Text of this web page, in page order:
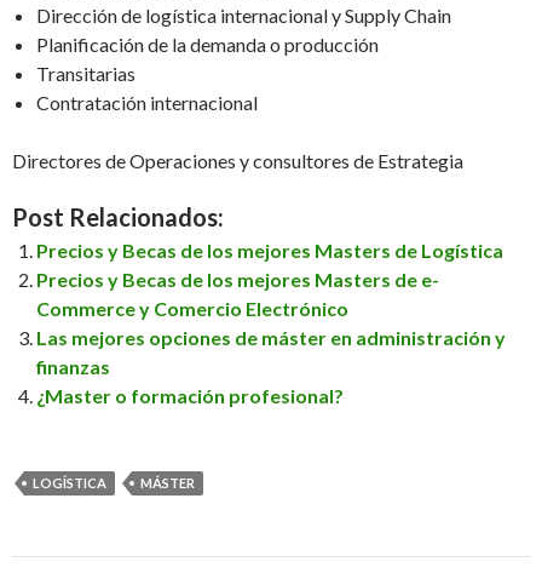
Dirección de logística internacional y Supply Chain
Planificación de la demanda o producción
Transitarias
Contratación internacional
Directores de Operaciones y consultores de Estrategia
Post Relacionados:
Precios y Becas de los mejores Masters de Logística
Precios y Becas de los mejores Masters de e-
Commerce y Comercio Electrónico
Las mejores opciones de máster en administración y
finanzas
¿Master o formación profesional?
LOGÍSTICA MÁSTER